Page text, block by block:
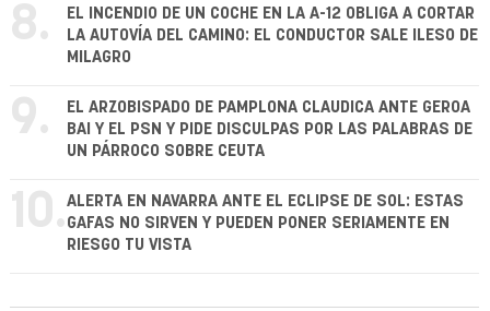
8.
EL INCENDIO DE UN COCHE EN LA A-12 OBLIGA A CORTAR
LA AUTOVÍA DEL CAMINO: EL CONDUCTOR SALE ILESO DE
MILAGRO
9.
EL ARZOBISPADO DE PAMPLONA CLAUDICA ANTE GEROA
BAI Y EL PSN Y PIDE DISCULPAS POR LAS PALABRAS DE
UN PÁRROCO SOBRE CEUTA
10.ALERTA EN NAVARRA ANTE EL ECLIPSE DE SOL: ESTAS
GAFAS NO SIRVEN Y PUEDEN PONER SERIAMENTE EN
RIESGO TU VISTA